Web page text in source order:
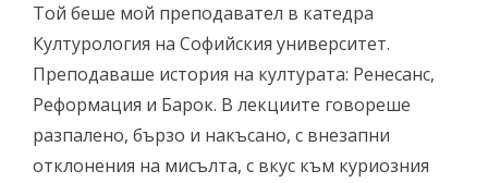
Той беше мой преподавател в катедра
Културология на Софийския университет.
Преподаваше история на културата: Ренесанс,
Реформация и Барок. В лекциите говореше
разпалено, бързо и накъсано, с внезапни
отклонения на мисълта, с вкус към куриозния